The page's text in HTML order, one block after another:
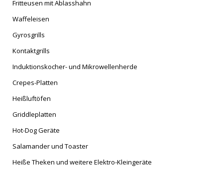
Fritteusen mit Ablasshahn
Waffeleisen
Gyrosgrills
Kontaktgrills
Induktionskocher- und Mikrowellenherde
Crepes-Platten
Heißluftöfen
Griddleplatten
Hot-Dog Geräte
Salamander und Toaster
Heiße Theken und weitere Elektro-Kleingeräte